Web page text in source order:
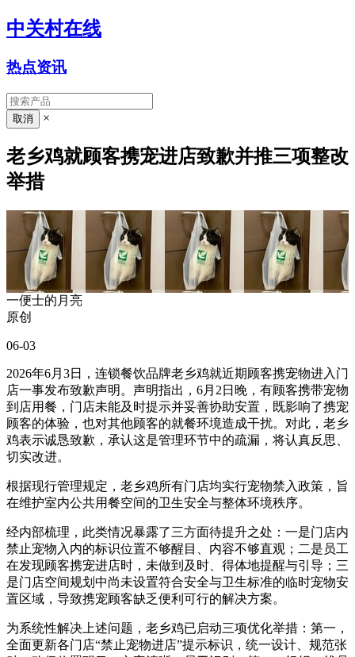
中关村在线
热点资讯
×
老乡鸡就顾客携宠进店致歉并推三项整改
举措
一便士的月亮
原创
06-03
2026年6月3日，连锁餐饮品牌老乡鸡就近期顾客携宠物进入门
店一事发布致歉声明。声明指出，6月2日晚，有顾客携带宠物
到店用餐，门店未能及时提示并妥善协助安置，既影响了携宠
顾客的体验，也对其他顾客的就餐环境造成干扰。对此，老乡
鸡表示诚恳致歉，承认这是管理环节中的疏漏，将认真反思、
切实改进。
根据现行管理规定，老乡鸡所有门店均实行宠物禁入政策，旨
在维护室内公共用餐空间的卫生安全与整体环境秩序。
经内部梳理，此类情况暴露了三方面待提升之处：一是门店内
禁止宠物入内的标识位置不够醒目、内容不够直观；二是员工
在发现顾客携宠进店时，未做到及时、得体地提醒与引导；三
是门店空间规划中尚未设置符合安全与卫生标准的临时宠物安
置区域，导致携宠顾客缺乏便利可行的解决方案。
为系统性解决上述问题，老乡鸡已启动三项优化举措：第一，
全面更新各门店“禁止宠物进店”提示标识，统一设计、规范张